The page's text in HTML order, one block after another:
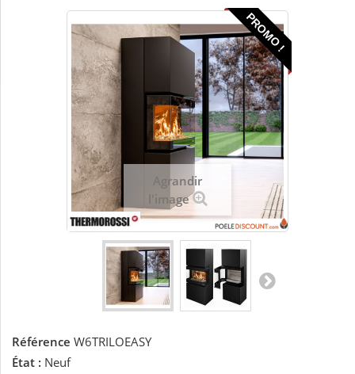
PROMO !
Agrandir
l'image
Référence W6TRILOEASY
État : Neuf